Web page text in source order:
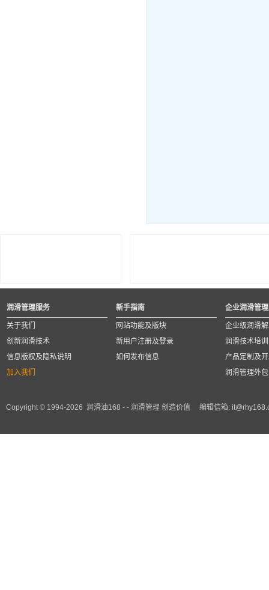
润滑管理服务
关于我们
创新润滑技术
信息版权及隐私说明
加入我们
新手指南
网站功能及版块
新用户注册及登录
如何发布信息
企业润滑管
企业级润滑
润滑技术培训
产品定制及
润滑管理外包
Copyright © 1994-2026 润滑油168 - - 润滑管理 创造价值 编辑信箱: